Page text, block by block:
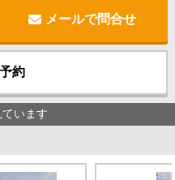
メールで問合せ
約
います